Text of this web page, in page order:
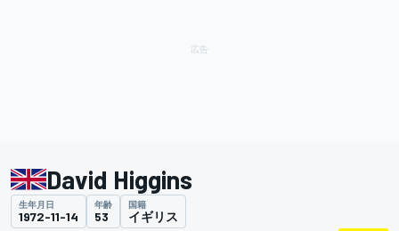
David Higgins
生年月日
1972-11-14
年齢
53
国籍
イギリス